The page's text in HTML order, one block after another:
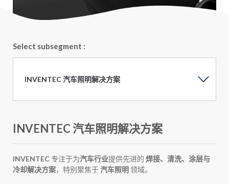
Select subsegment :
INVENTEC 汽车照明解决方案
INVENTEC 汽车照明解决方案
INVENTEC 专注于为汽车行业提供先进的 焊接、清洗、涂层与
冷却解决方案，特别聚焦于汽车照明 领域。